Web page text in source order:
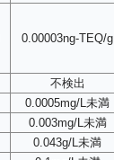
0.00003ng-TEQ/g
不検出
0.0005mg/L未満
0.003mg/L未満
0.043g/L未満